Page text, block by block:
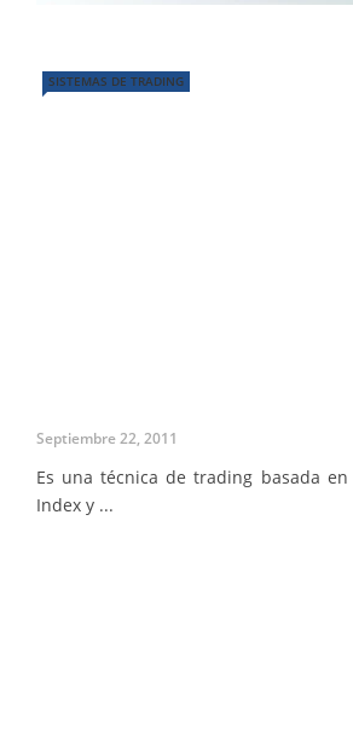
SISTEMAS DE TRADING
Septiembre 22, 2011
Es una técnica de trading basada
Index y ...